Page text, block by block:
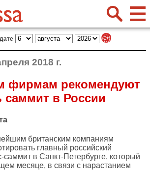
2018 г.
фирмам рекомендуют
саммит в России
британским компаниям
главный российский
саммит в Санкт-Петербурге, который
месяце, в связи с нарастанием